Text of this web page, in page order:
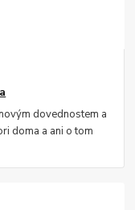
dovednostem a
doma a ani o tom